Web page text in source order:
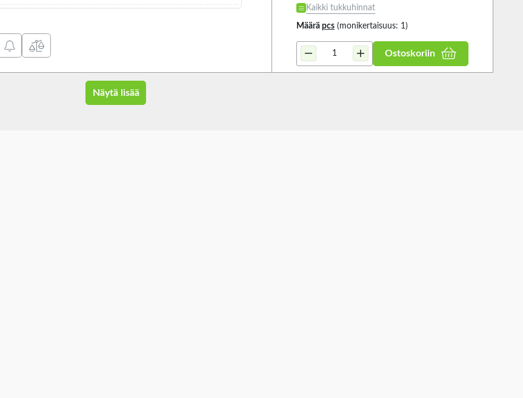
Kaikki tukkuhinnat
Määrä pcs (monikertaisuus: 1)
Ostoskoriin
Näytä lisää